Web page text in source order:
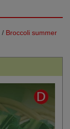
/ Broccoli summer